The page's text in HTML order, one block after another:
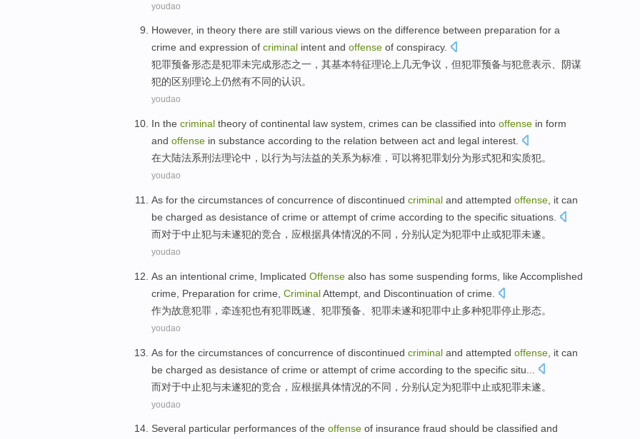
youdao
However, in theory there are still various views on the difference between preparation for a
crime and expression of criminal intent and offense of conspiracy.
犯罪预备形态是犯罪未完成形态之一，其基本特征理论上几无争议， 但犯罪预备与犯意表示、 阴谋
犯的区别理论上仍然有不同的认识。
youdao
In the criminal theory of continental law system, crimes can be classified into offense in form
and offense in substance according to the relation between act and legal interest.
在大陆法系刑法理论中， 以行为与法益的关系为标准， 可以将犯罪划分为形式犯和实质犯。
youdao
As for the circumstances of concurrence of discontinued criminal and attempted offense , it can
be charged as desistance of crime or attempt of crime according to the specific situations
而对于中止犯与未遂犯的竞合 ，应根据具体情况的不同，分别认定为犯罪中止或犯罪未遂。
youdao
As an intentional crime Implicated Offense also has some suspending forms , like Accomplished
crime, Preparation for crime, CriminalAttempt, and Discontinuation of crime
作为故意犯罪 ， 牵连犯也有犯罪既遂、犯罪预备 犯罪未遂和犯罪中止多种犯罪停止形态。
youdao
As for the circumstances of concurrence of discontinued criminal and attempted offense , it can
be charged as desistance of crime or attempt of crime according to the specific situ...
而对于中止犯与未遂犯的竞合 ，应根据具体情况的不同，分别认定为犯罪中止或犯罪未遂。
youdao
Several particular performances of the offense of insurance fraud should be classified and